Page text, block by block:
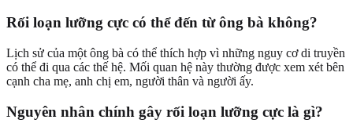
Rối loạn lưỡng cực có thể đến từ ông bà không?
Lịch sử của một ông bà có thể thích hợp vì những nguy cơ di truyền
có thể đi qua các thế hệ. Mối quan hệ này thường được xem xét bên
cạnh cha mẹ, anh chị em, người thân và người ấy.
Nguyên nhân chính gây rối loạn lưỡng cực là gì?